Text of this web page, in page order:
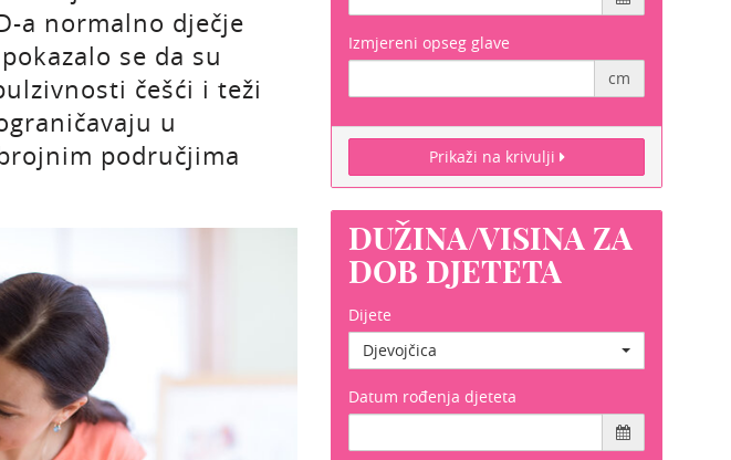
a normalno dječje
se da su
češći i teži
u
područjima
Izmjereni opseg glave
cm
Prikaži na krivulji
DUŽINA/VISINA ZA
DOB DJETETA
Dijete
Djevojčica
Datum rođenja djeteta